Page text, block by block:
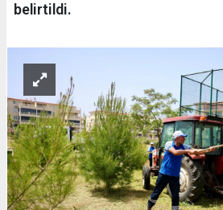
belirtildi.